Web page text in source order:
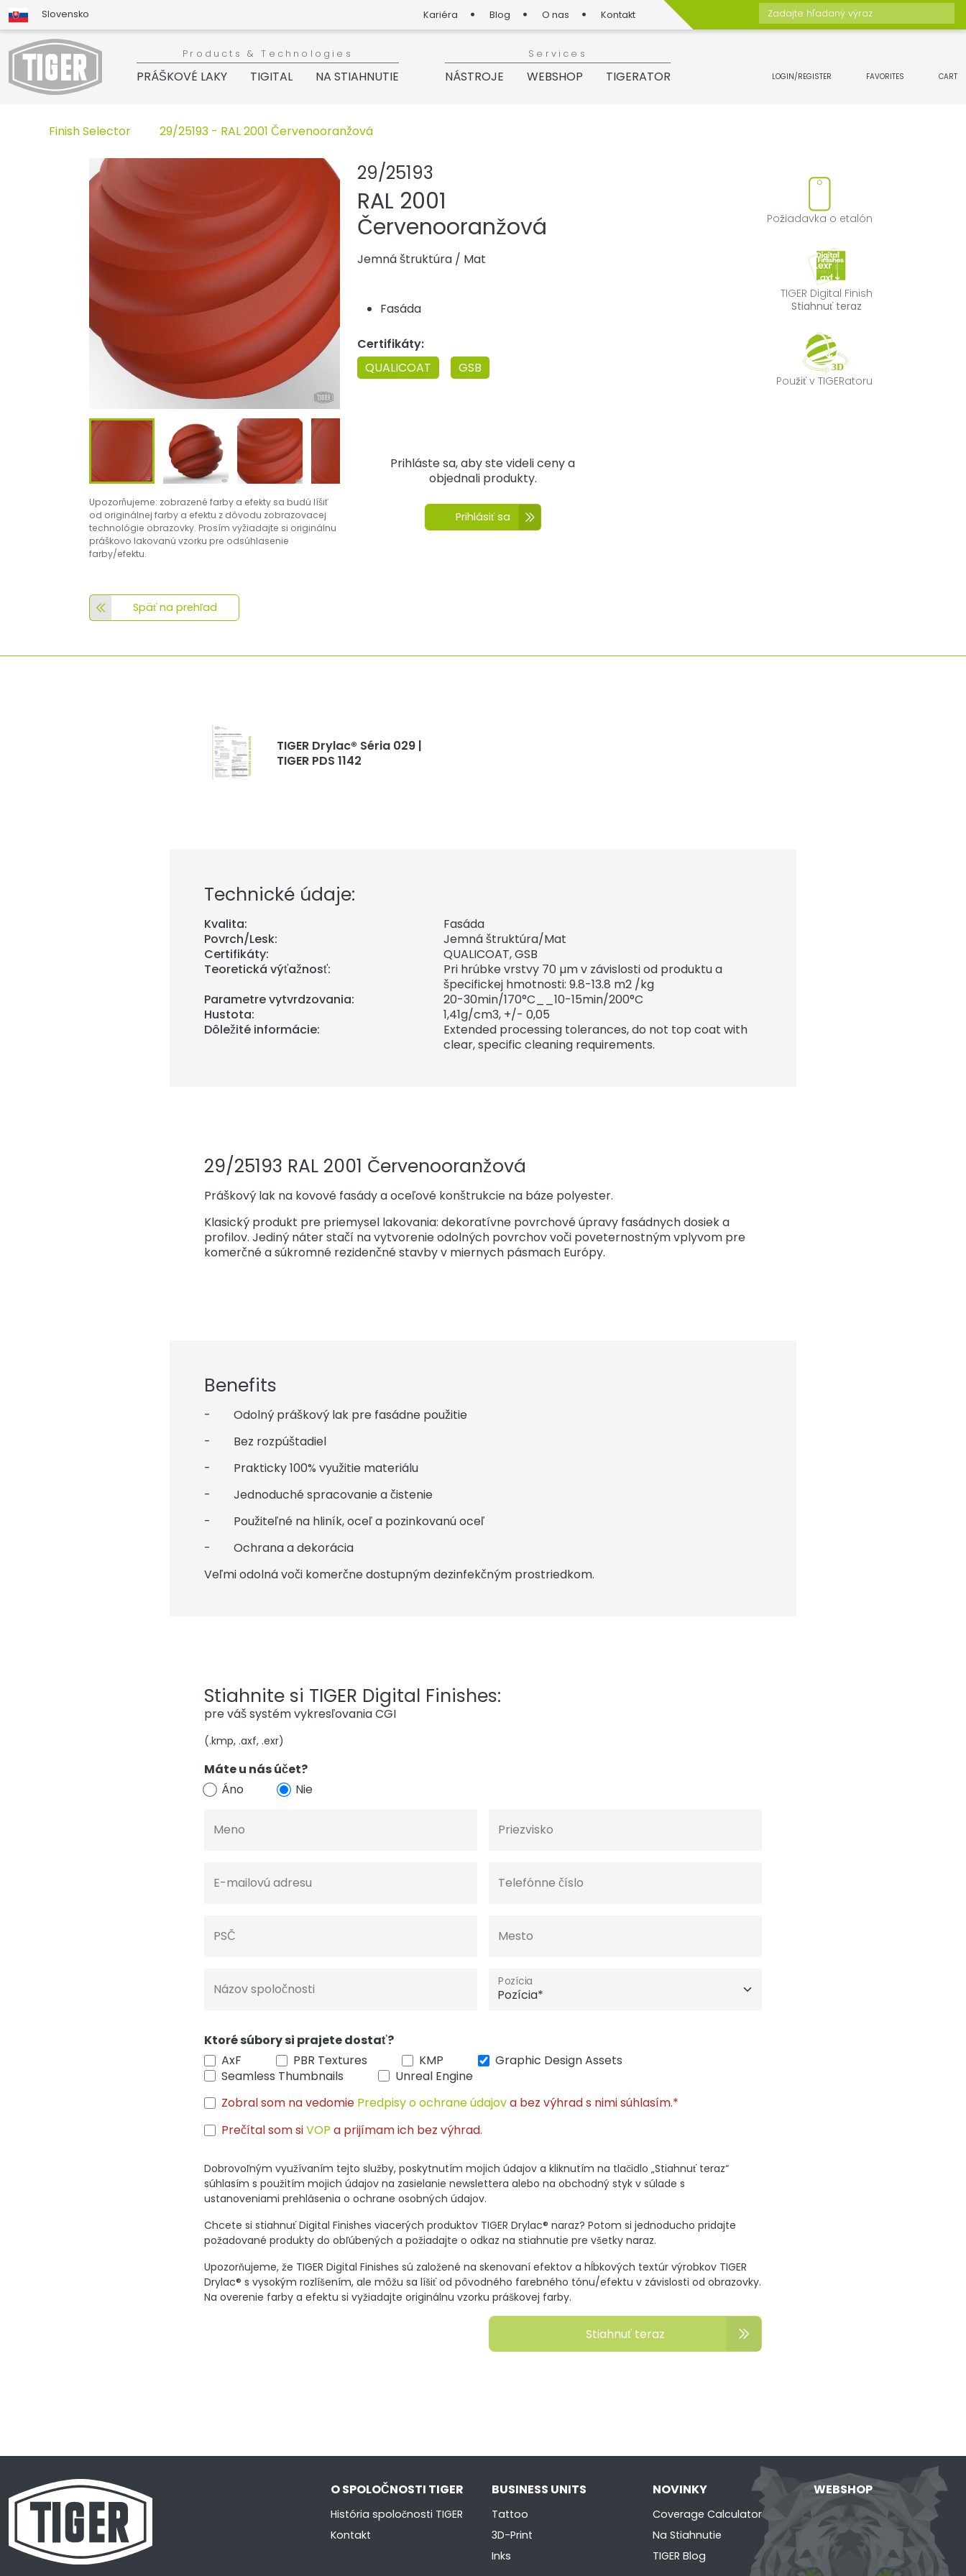
Slovensko Kariéra Blog O nas Kontakt
Zadajte hľadaný výraz
Products & Technologies
PRÁŠKOVÉ LAKY TIGITAL NA STIAHNUTIE
Services
NÁSTROJE WEBSHOP TIGERATOR LOGIN/REGISTER FAVORITES CART
Finish Selector 29/25193 - RAL 2001 Červenooranžová
Upozorňujeme: zobrazené farby a efekty sa budú líšiť
od originálnej farby a efektu z dôvodu zobrazovacej
technológie obrazovky. Prosím vyžiadajte si originálnu
práškovo lakovanú vzorku pre odsúhlasenie
farby/efektu.
Späť na prehľad
29/25193
Pridať alebo odstrániť produkt z
RAL 2001
Červenooranžová
Jemná štruktúra / Mat
Fasáda
Certifikáty:
QUALICOAT
GSB
Požiadavka o etalón
TIGER Digital Finish
Stiahnuť teraz
Použiť v TIGERatoru
Prihláste sa, aby ste videli ceny a
objednali produkty.
Prihlásiť sa
TIGER Drylac® Séria 029 |
TIGER PDS 1142
Technické údaje:
Kvalita:
Fasáda
Povrch/Lesk:
Jemná štruktúra/Mat
Certifikáty:
QUALICOAT, GSB
Teoretická výťažnosť:
Pri hrúbke vrstvy 70 µm v závislosti od produktu a
špecifickej hmotnosti: 9.8-13.8 m2 /kg
Parametre vytvrdzovania:
20-30min/170°C__10-15min/200°C
Hustota:
1,41g/cm3, +/- 0,05
Dôležité informácie:
Extended processing tolerances, do not top coat with
clear, specific cleaning requirements.
29/25193 RAL 2001 Červenooranžová
Práškový lak na kovové fasády a oceľové konštrukcie na báze polyester.
Klasický produkt pre priemysel lakovania: dekoratívne povrchové úpravy fasádnych dosiek a
profilov. Jediný náter stačí na vytvorenie odolných povrchov voči poveternostným vplyvom pre
komerčné a súkromné rezidenčné stavby v miernych pásmach Európy.
Benefits
- Odolný práškový lak pre fasádne použitie
- Bez rozpúštadiel
- Prakticky 100% využitie materiálu
- Jednoduché spracovanie a čistenie
- Použiteľné na hliník, oceľ a pozinkovanú oceľ
- Ochrana a dekorácia
Veľmi odolná voči komerčne dostupným dezinfekčným prostriedkom.
Stiahnite si TIGER Digital Finishes:
pre váš systém vykresľovania CGI
(.kmp, .axf, .exr)
Máte u nás účet?
Áno
Nie
Meno Priezvisko
E-mailovú adresu Telefónne číslo
PSČ Mesto
Názov spoločnosti Pozícia
Ktoré súbory si prajete dostať?
AxF
PBR Textures KMP
Graphic Design Assets
Seamless Thumbnails
Unreal Engine
Zobral som na vedomie Predpisy o ochrane údajova bez výhrad s nimi súhlasím.*
Prečítal som siVOP a prijímam ich bez výhrad.
Dobrovoľným využívaním tejto služby, poskytnutím mojich údajov a kliknutím na tlačidlo „Stiahnuť teraz“
súhlasím s použitím mojich údajov na zasielanie newslettera alebo na obchodný styk v súlade s
ustanoveniami prehlásenia o ochrane osobných údajov.
Chcete si stiahnuť Digital Finishes viacerých produktov TIGER Drylac® naraz? Potom si jednoducho pridajte
požadované produkty do obľúbených a požiadajte o odkaz na stiahnutie pre všetky naraz.
Upozorňujeme, že TIGER Digital Finishes sú založené na skenovaní efektov a hĺbkových textúr výrobkov TIGER
Drylac® s vysokým rozlíšením, ale môžu sa líšiť od pôvodného farebného tónu/efektu v závislosti od obrazovky.
Na overenie farby a efektu si vyžiadajte originálnu vzorku práškovej farby.
Stiahnuť teraz
O SPOLOČNOSTI TIGER
História spoločnosti TIGER
Kontakt
BUSINESS UNITS
Tattoo
3D-Print
Inks
NOVINKY
Coverage Calculator
Na Stiahnutie
TIGER Blog
WEBSHOP